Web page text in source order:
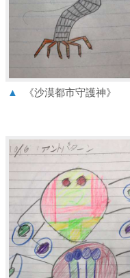
▲ 《沙漠都市守護神》